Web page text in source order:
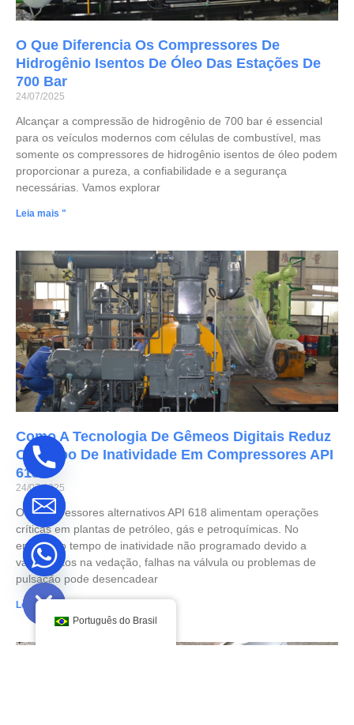
O Que Diferencia Os Compressores De
Hidrogênio Isentos De Óleo Das Estações De
700 Bar
24/07/2025
Alcançar a compressão de hidrogênio de 700 bar é essencial
para os veículos modernos com células de combustível, mas
somente os compressores de hidrogênio isentos de óleo podem
proporcionar a pureza, a confiabilidade e a segurança
necessárias. Vamos explorar
Leia mais "
Como A Tecnologia De Gêmeos Digitais Reduz
O Tempo De Inatividade Em Compressores API
618
24/07/2025
Os compressores alternativos API 618 alimentam operações
críticas em plantas de petróleo, gás e petroquímicas. No
entanto, o tempo de inatividade não programado devido a
vazamentos na vedação, falhas na válvula ou problemas de
pulsação pode desencadear
Leia mais "
Português do Brasil
chaty